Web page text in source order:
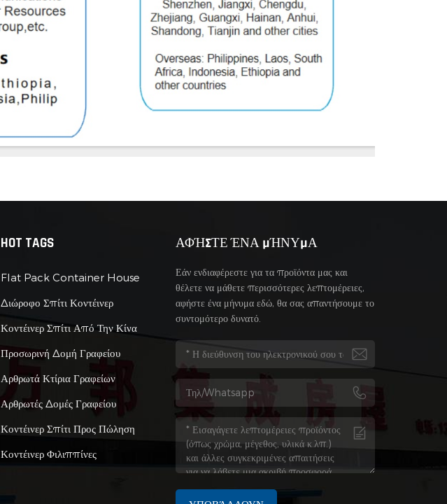
HOT TAGS
Flat Pack Container House
Διώροφο Σπίτι Κοντέινερ
Κοντέινερ Σπίτι Από Την Κίνα
Προσωρινή Δομή Γραφείου
Αρθρωτά Κτίρια Γραφείων
Αρθρωτές Δομές Γραφείου
Κοντέινερ Σπίτι Προς Πώληση
Κοντέινερ Φιλιππίνες
ΑΦΉΣΤΕ ΈΝΑ ΜΉΝΥΜΑ
Εάν ενδιαφέρεστε για τα προϊόντα μας και
θέλετε να μάθετε περισσότερες λεπτομέρειες,
αφήστε ένα μήνυμα εδώ, θα σας απαντήσουμε το
συντομότερο δυνατό.